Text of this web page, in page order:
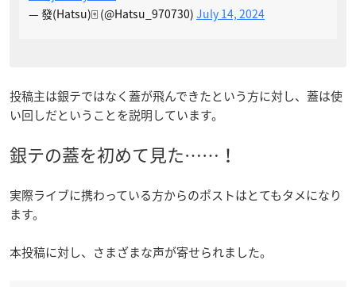
— 發(Hatsu)🀄️ (@Hatsu_970730) July 14, 2024
投稿主は銀テではなく蓋が飛んできたという方に対し、蓋は使
い回しだということを説明しています。
銀テの蓋を初めて見た……！
実際ライブに携わっている方からのポストはとてもタメになり
ます。
本投稿に対し、さまざまな声が寄せられました。